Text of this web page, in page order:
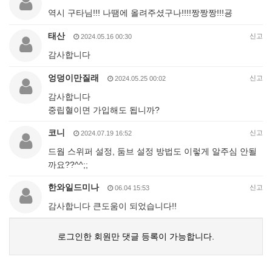
역시 구타님!!! 나땜에 올려주셨구나!!!!짱짱짱!!!굥
태산 2024.05.16 00:30 신고
감사합니다
엉덩이만질래 2024.05.25 00:02 신고
감사합니다
중립혈이면 가입해도 됩니까?
코니 2024.07.19 16:52 신고
드웝 스위퍼 설정, 둠브 설정 방법도 이렇게 알주심 안될
까요??^^;;
한와일드미나 06.04 15:53 신고
감사합니다 큰도움이 되었습니다!!
로그인한 회원만 댓글 등록이 가능합니다.